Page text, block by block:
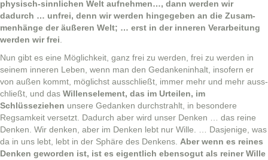
physisch-sinnlichen Welt aufnehmen…, dann wer­den wir
dadurch … unfrei, denn wir wer­den hingegeben an die Zusam­
men­hänge der äußeren Welt; … erst in der inneren Ver­ar­beitung
wer­den wir frei.
Nun gibt es eine Möglichkeit, ganz frei zu wer­den, frei zu wer­den in
seinem inneren Leben, wenn man den Gedanken­in­halt, insofern er
von außen kommt, möglichst auss­chließt, immer mehr und mehr auss­
chließt, und das Wil­lense­le­ment, das im Urteilen, im
Schlüsseziehen unsere Gedanken durch­strahlt, in beson­dere
Regsamkeit ver­set­zt. Dadurch aber wird unser Denken … das reine
Denken. Wir denken, aber im Denken lebt nur Wille. … Das­jenige, was
da in uns lebt, lebt in der Sphäre des Denkens. Aber wenn es reines
Denken gewor­den ist, ist es eigentlich eben­sogut als rein­er Wille